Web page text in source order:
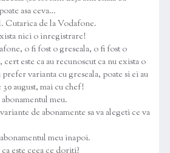
asa ceva…
Cutarica de la Vodafone.
nici o inregistrare!
o fi fost o greseala, o fi fost o
este ca au recunoscut ca nu exista o
prefer varianta cu greseala, poate si ei au
august, mai cu chef!
meu.
de abonamente sa va alegeti ce va
meu inapoi.